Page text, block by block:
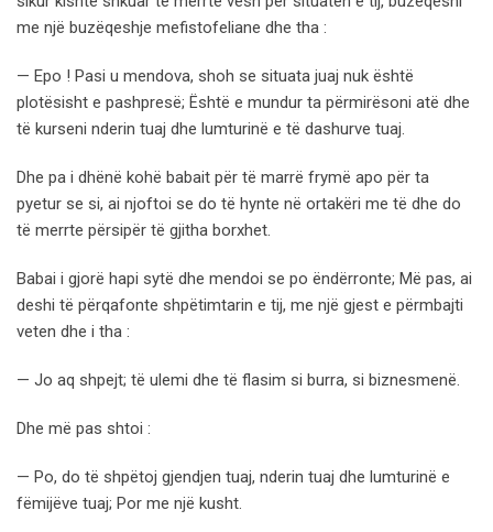
me një buzëqeshje mefistofeliane dhe tha :
— Epo ! Pasi u mendova, shoh se situata juaj nuk është
plotësisht e pashpresë; Është e mundur ta përmirësoni atë dhe
të kurseni nderin tuaj dhe lumturinë e të dashurve tuaj.
Dhe pa i dhënë kohë babait për të marrë frymë apo për ta
pyetur se si, ai njoftoi se do të hynte në ortakëri me të dhe do
të merrte përsipër të gjitha borxhet.
Babai i gjorë hapi sytë dhe mendoi se po ëndërronte; Më pas, ai
deshi të përqafonte shpëtimtarin e tij, me një gjest e përmbajti
veten dhe i tha :
— Jo aq shpejt; të ulemi dhe të flasim si burra, si biznesmenë.
Dhe më pas shtoi :
— Po, do të shpëtoj gjendjen tuaj, nderin tuaj dhe lumturinë e
fëmijëve tuaj; Por me një kusht.